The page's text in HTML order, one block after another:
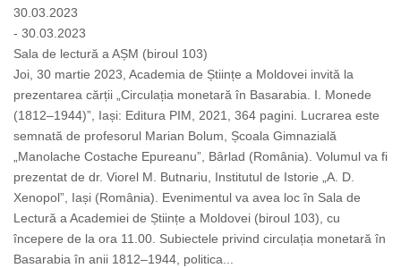
30.03.2023
- 30.03.2023
Sala de lectură a AȘM (biroul 103)
Joi, 30 martie 2023, Academia de Științe a Moldovei invită la
prezentarea cărții „Circulația monetară în Basarabia. I. Monede
(1812–1944)”, Iași: Editura PIM, 2021, 364 pagini. Lucrarea este
semnată de profesorul Marian Bolum, Școala Gimnazială
„Manolache Costache Epureanu”, Bârlad (România). Volumul va fi
prezentat de dr. Viorel M. Butnariu, Institutul de Istorie „A. D.
Xenopol”, Iași (România). Evenimentul va avea loc în Sala de
Lectură a Academiei de Științe a Moldovei (biroul 103), cu
începere de la ora 11.00. Subiectele privind circulația monetară în
Basarabia în anii 1812–1944, politica...